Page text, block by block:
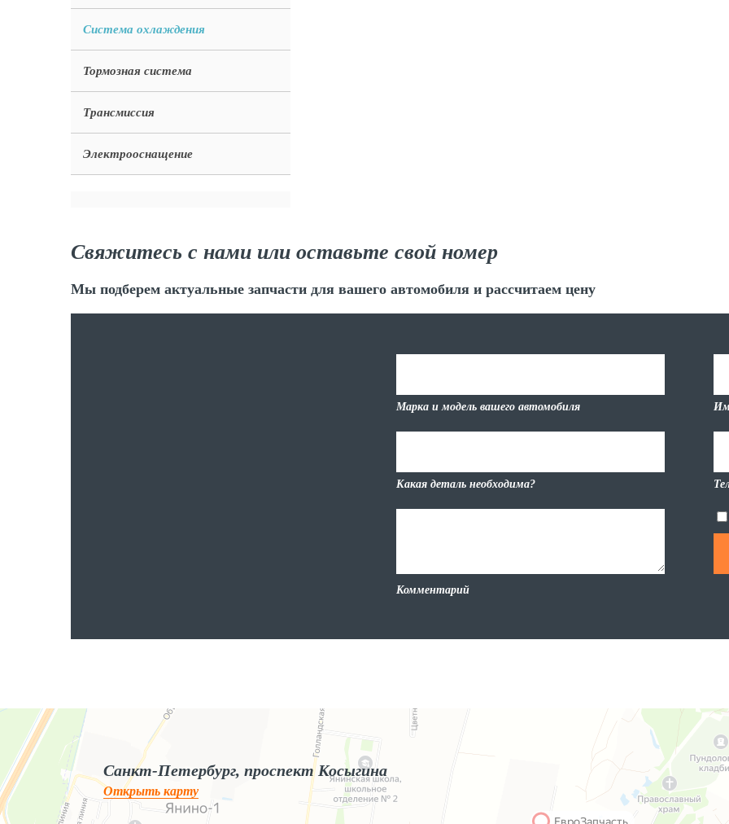
Система охлаждения
Тормозная система
Трансмиссия
Электрооснащение
Свяжитесь с нами или оставьте свой номер
Мы подберем актуальные запчасти для вашего автомобиля и рассчитаем цену
Марка и модель вашего автомобиля
Какая деталь необходима?
Комментарий
Яндекс.Карты
Яндекс.Карты — поиск мест и адресов, городской транспорт
Санкт-Петербург, проспект Косыгина
Открыть карту